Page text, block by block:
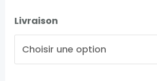
Livraison